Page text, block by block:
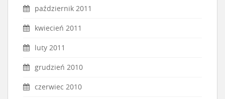
październik 2011
kwiecień 2011
luty 2011
grudzień 2010
czerwiec 2010